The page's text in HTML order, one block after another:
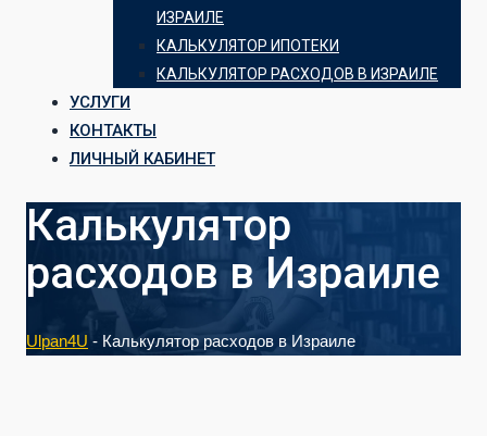
ИЗРАИЛЕ
КАЛЬКУЛЯТОР ИПОТЕКИ
КАЛЬКУЛЯТОР РАСХОДОВ В ИЗРАИЛЕ
УСЛУГИ
КОНТАКТЫ
ЛИЧНЫЙ КАБИНЕТ
Калькулятор
расходов в Израиле
Ulpan4U - Калькулятор расходов в Израиле